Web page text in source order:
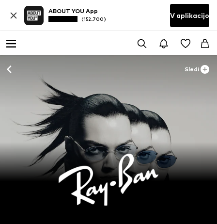
ABOUT YOU App
(152.700) V aplikacijo
Sledi